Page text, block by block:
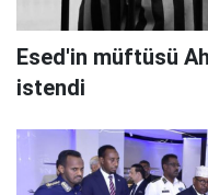
Esed'in müftüsü
istendi